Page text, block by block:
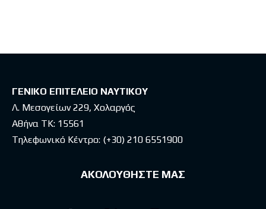
ΓΕΝΙΚΟ ΕΠΙΤΕΛΕΙΟ ΝΑΥΤΙΚΟΥ
Λ. Μεσογείων 229, Χολαργός
Αθήνα ΤΚ: 15561
Τηλεφωνικό Κέντρο: (+30) 210 6551900
ΑΚΟΛΟΥΘΗΣΤΕ ΜΑΣ